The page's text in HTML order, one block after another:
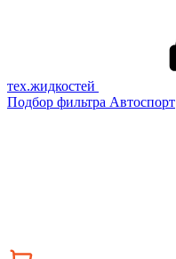
тех.жидкостей
Подбор фильтра Автоспорт